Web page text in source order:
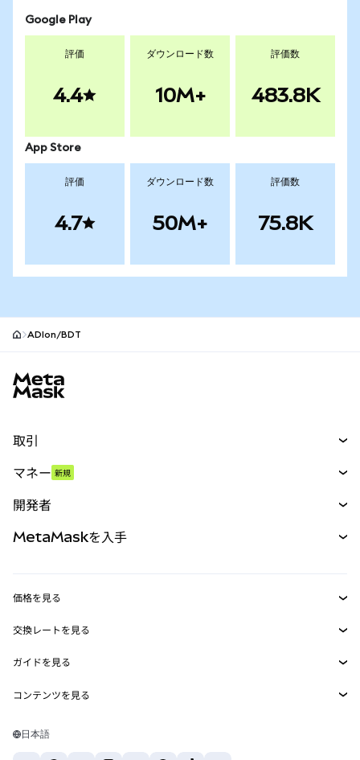
Google Play
評価
4.4
ダウンロード数
10M+
評価数
483.8K
App Store
評価
4.7
ダウンロード数
50M+
評価数
75.8K
ADIon/BDT
取引
パーペチュアル
RWA
マネー 新規
開発者
MetaMask Connect
Snaps
Web3サービス
MetaMaskを入手
セキュリティ
サポート
キャリア
お問い合わせ
価格を見る
イーサリアムの価格
Solanaの価格
Tetherの価格
交換レートを見る
ETH→USD
USDT→INR
BTC→INR
ガイドを見る
ETHの購入
コンテンツを見る
Solanaウォレット
日本語